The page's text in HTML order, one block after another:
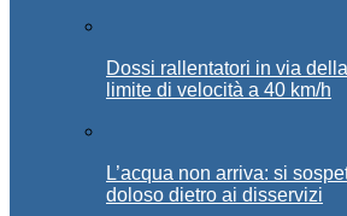
Dossi rallentatori in via
limite di velocità a 40 km/h
L’acqua non arriva: si
doloso dietro ai disservizi